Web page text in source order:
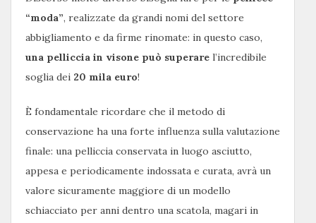
“moda”, realizzate da grandi nomi del settore
abbigliamento e da firme rinomate: in questo caso,
una pelliccia in visone può superare l’incredibile
soglia dei 20 mila euro!
È fondamentale ricordare che il metodo di
conservazione ha una forte influenza sulla valutazione
finale: una pelliccia conservata in luogo asciutto,
appesa e periodicamente indossata e curata, avrà un
valore sicuramente maggiore di un modello
schiacciato per anni dentro una scatola, magari in